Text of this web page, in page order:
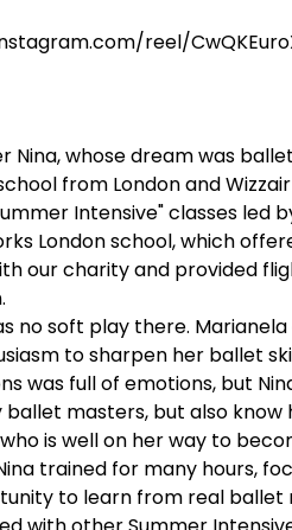
reel/
Nina, whose dream was
from London and
Intensive" classes led
London school, which
our charity and provided
no soft play there.
to sharpen her ballet
was full of emotions, but
masters, but also
is well on her way to
trained for many hours,
to learn from real